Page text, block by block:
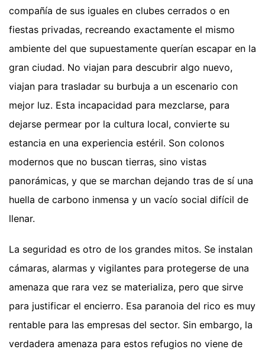
compañía de sus iguales en clubes cerrados o en
fiestas privadas, recreando exactamente el mismo
ambiente del que supuestamente querían escapar en la
gran ciudad. No viajan para descubrir algo nuevo,
viajan para trasladar su burbuja a un escenario con
mejor luz. Esta incapacidad para mezclarse, para
dejarse permear por la cultura local, convierte su
estancia en una experiencia estéril. Son colonos
modernos que no buscan tierras, sino vistas
panorámicas, y que se marchan dejando tras de sí una
huella de carbono inmensa y un vacío social difícil de
llenar.
La seguridad es otro de los grandes mitos. Se instalan
cámaras, alarmas y vigilantes para protegerse de una
amenaza que rara vez se materializa, pero que sirve
para justificar el encierro. Esa paranoia del rico es muy
rentable para las empresas del sector. Sin embargo, la
verdadera amenaza para estos refugios no viene de